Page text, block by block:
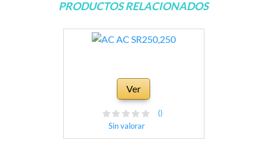
PRODUCTOS RELACIONADOS
Ver
Sin valorar
()